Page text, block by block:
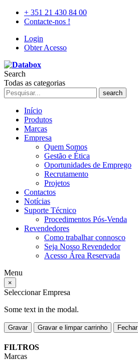
+ 351 21 430 84 00
Contacte-nos !
Login
Obter Acesso
Search
Todas as categorias
search
Início
Produtos
Marcas
Empresa
Quem Somos
Gestão e Ética
Oportunidades de Emprego
Recrutamento
Projetos
Contactos
Notícias
Suporte Técnico
Procedimentos Pós-Venda
Revendedores
Como trabalhar connosco
Seja Nosso Revendedor
Acesso Área Reservada
Menu
×
Seleccionar Empresa
Some text in the modal.
Gravar Gravar e limpar carrinho Fechar
FILTROS
Marcas